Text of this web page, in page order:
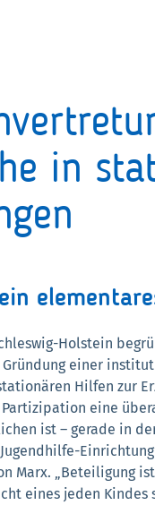
in
Holstein
Gründung einer
Hilfen zur
eine
ist – gerade in
Marx. „Beteiligung
eines jeden